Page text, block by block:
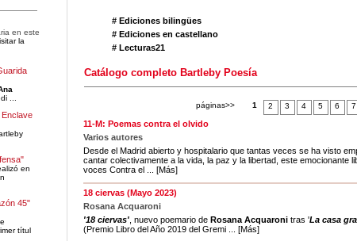
en este
la
...
en
45"
títul
# Ediciones bilingües
# Ediciones en castellano
# Lecturas21
Catálogo completo Bartleby Poesía
7
6
5
4
3
2
1
páginas>>
11-M: Poemas contra el olvido
Varios autores
Desde el Madrid abierto y hospitalario que tantas veces se ha visto
cantar colectivamente a la vida, la paz y la libertad, este emocionante
voces Contra el ... [Más]
18 ciervas (Mayo 2023)
Rosana Acquaroni
'18 ciervas', nuevo poemario de Rosana Acquaronitras 'La casa
(Premio Libro del Año 2019 del Gremi ... [Más]